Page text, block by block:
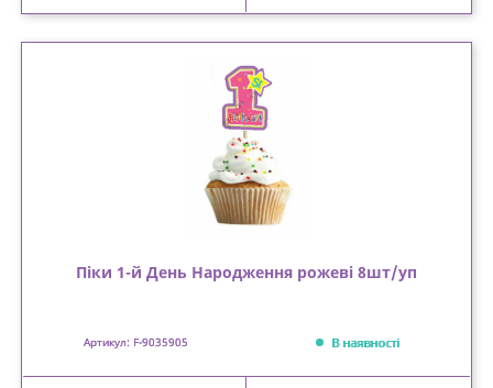
Піки 1-й День Народження рожеві 8шт/уп
Артикул: F-9035905 В наявності